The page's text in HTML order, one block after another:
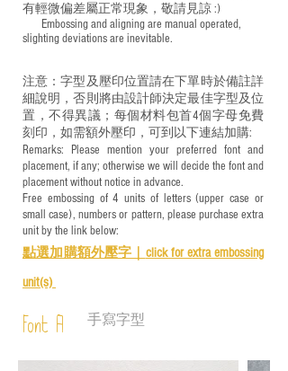
有輕微偏差屬正常現象，敬請見諒 :)
​ Embossing and aligning are manual operated,
slighting deviations are inevitable.
注意：字型及壓印位置請在下單時於備註詳
細說明，否則將由設計師決定最佳字型及位
置，不得異議；每個材料包首4個字母免費
刻印，如需額外壓印，可到以下連結加購:
Remarks: Please mention your preferred font and
placement, if any; otherwise we will decide the font and
placement without notice in advance.
Free embossing of 4 units of letters (upper case or
small case), numbers or pattern, please purchase extra
unit by the link below:
點選加購額外壓字｜ click for extra embossing
unit(s)
Font A 手寫字型